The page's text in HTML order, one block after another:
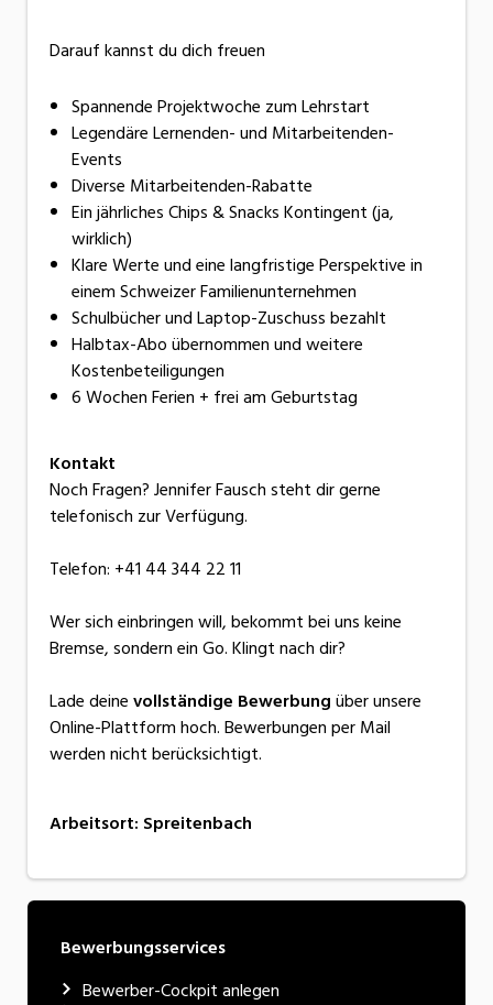
Darauf kannst du dich freuen
Spannende Projektwoche zum Lehrstart
Legendäre Lernenden- und Mitarbeitenden-
Events
Diverse Mitarbeitenden-Rabatte
Ein jährliches Chips & Snacks Kontingent (ja,
wirklich)
Klare Werte und eine langfristige Perspektive in
einem Schweizer Familienunternehmen
Schulbücher und Laptop-Zuschuss bezahlt
Halbtax-Abo übernommen und weitere
Kostenbeteiligungen
6 Wochen Ferien + frei am Geburtstag
Kontakt
Noch Fragen? Jennifer Fausch steht dir gerne
telefonisch zur Verfügung.
Telefon: +41 44 344 22 11
Wer sich einbringen will, bekommt bei uns keine
Bremse, sondern ein Go. Klingt nach dir?
Lade deinevollständige Bewerbungüber unsere
Online-Plattform hoch. Bewerbungen per Mail
werden nicht berücksichtigt.
Arbeitsort: Spreitenbach
Bewerbungsservices
Bewerber-Cockpit anlegen